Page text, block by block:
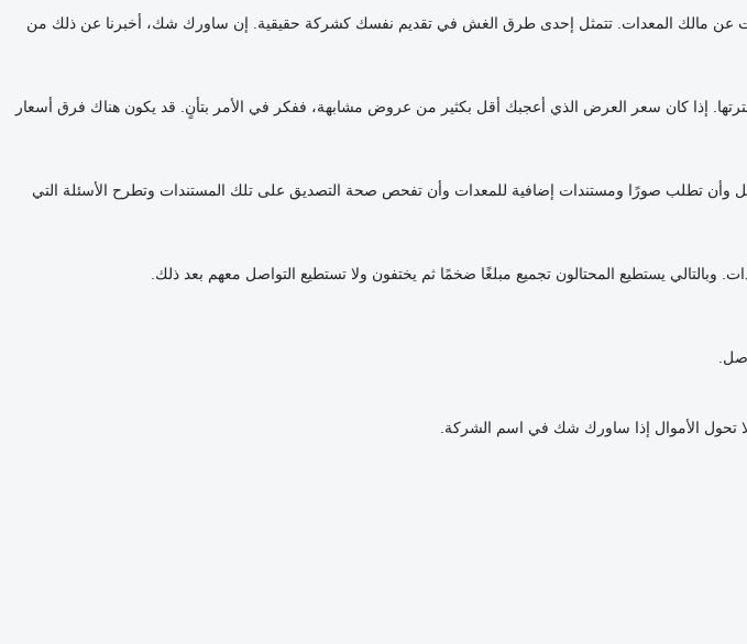
عن مالك المعدات. تتمثل إحدى طرق الغش في تقديم نفسك كشركة حقيقية. إن ساورك شك، أخبرنا عن ذلك من
إذا كان سعر العرض الذي أعجبك أقل بكثير من عروض مشابهة، ففكر في الأمر بتأنٍ. قد يكون هناك فرق أسعار
وأن تطلب صورًا ومستندات إضافية للمعدات وأن تفحص صحة التصديق على تلك المستندات وتطرح الأسئلة التي
وبالتالي يستطيع المحتالون تجميع مبلغًا ضخمًا ثم يختفون ولا تستطيع التواصل معهم بعد ذلك.
تحول الأموال إذا ساورك شك في اسم الشركة.